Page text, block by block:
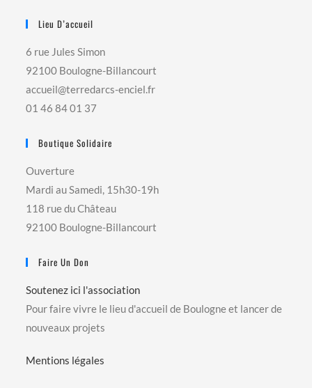
Lieu D’accueil
6 rue Jules Simon
92100 Boulogne-Billancourt
accueil@terredarcs-enciel.fr
01 46 84 01 37
Boutique Solidaire
Ouverture
Mardi au Samedi, 15h30-19h
118 rue du Château
92100 Boulogne-Billancourt
Faire Un Don
Soutenez ici l'association
Pour faire vivre le lieu d'accueil de Boulogne et lancer de
nouveaux projets
Mentions légales